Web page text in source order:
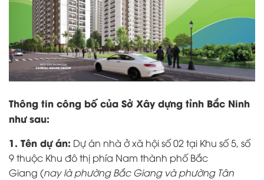
Thông tin công bố của Sở Xây dựng tỉnh Bắc Ninh
như sau:
1. Tên dự án: Dự án nhà ở xã hội số 02 tại Khu số 5, số
9 thuộc Khu đô thị phía Nam thành phố Bắc
Giang (nay là phường Bắc Giang và phường Tân